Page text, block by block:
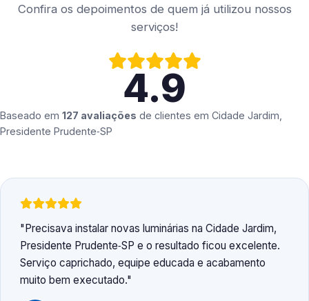
Confira os depoimentos de quem já utilizou nossos
serviços!
4.9
Baseado em 127 avaliações de clientes em Cidade Jardim,
Presidente Prudente‑SP
Precisava instalar novas luminárias na Cidade Jardim,
Presidente Prudente‑SP e o resultado ficou excelente.
Serviço caprichado, equipe educada e acabamento
muito bem executado.